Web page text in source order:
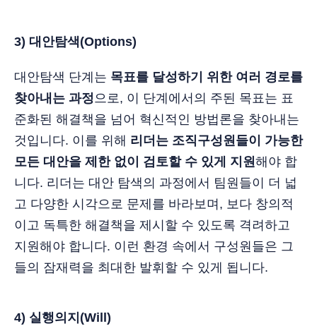
3) 대안탐색(Options)
대안탐색 단계는 목표를 달성하기 위한 여러 경로를
찾아내는 과정으로, 이 단계에서의 주된 목표는 표
준화된 해결책을 넘어 혁신적인 방법론을 찾아내는
것입니다. 이를 위해 리더는 조직구성원들이 가능한
모든 대안을 제한 없이 검토할 수 있게 지원해야 합
니다. 리더는 대안 탐색의 과정에서 팀원들이 더 넓
고 다양한 시각으로 문제를 바라보며, 보다 창의적
이고 독특한 해결책을 제시할 수 있도록 격려하고
지원해야 합니다. 이런 환경 속에서 구성원들은 그
들의 잠재력을 최대한 발휘할 수 있게 됩니다.
4) 실행의지(Will)